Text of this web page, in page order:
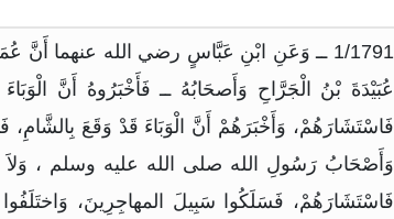
1/1791 ــ وَعَنِ ابْنِ عَبَّاسٍ رضي الله عنهما
عُبَيْدَةَ بْنُ الْجَرَّاحِ وَأَصحَابُهُ ــ فَأَخْبَرُوهُ أَنَّ
فَاسْتَشَارَهُمْ، وَأَخْبَرَهُمْ أَنَّ الْوَبَاءَ قَدْ وَقَعَ بِالشَّامِ،
وَأَصْحَابُ رَسُولِ الله صلى الله عليه وسلم ، وَلاَ
فَاسْتَشَارَهُمْ، فَسَلَكُوا سَبِيلَ المهاجِرِينَ، وَاختَلَفُوا